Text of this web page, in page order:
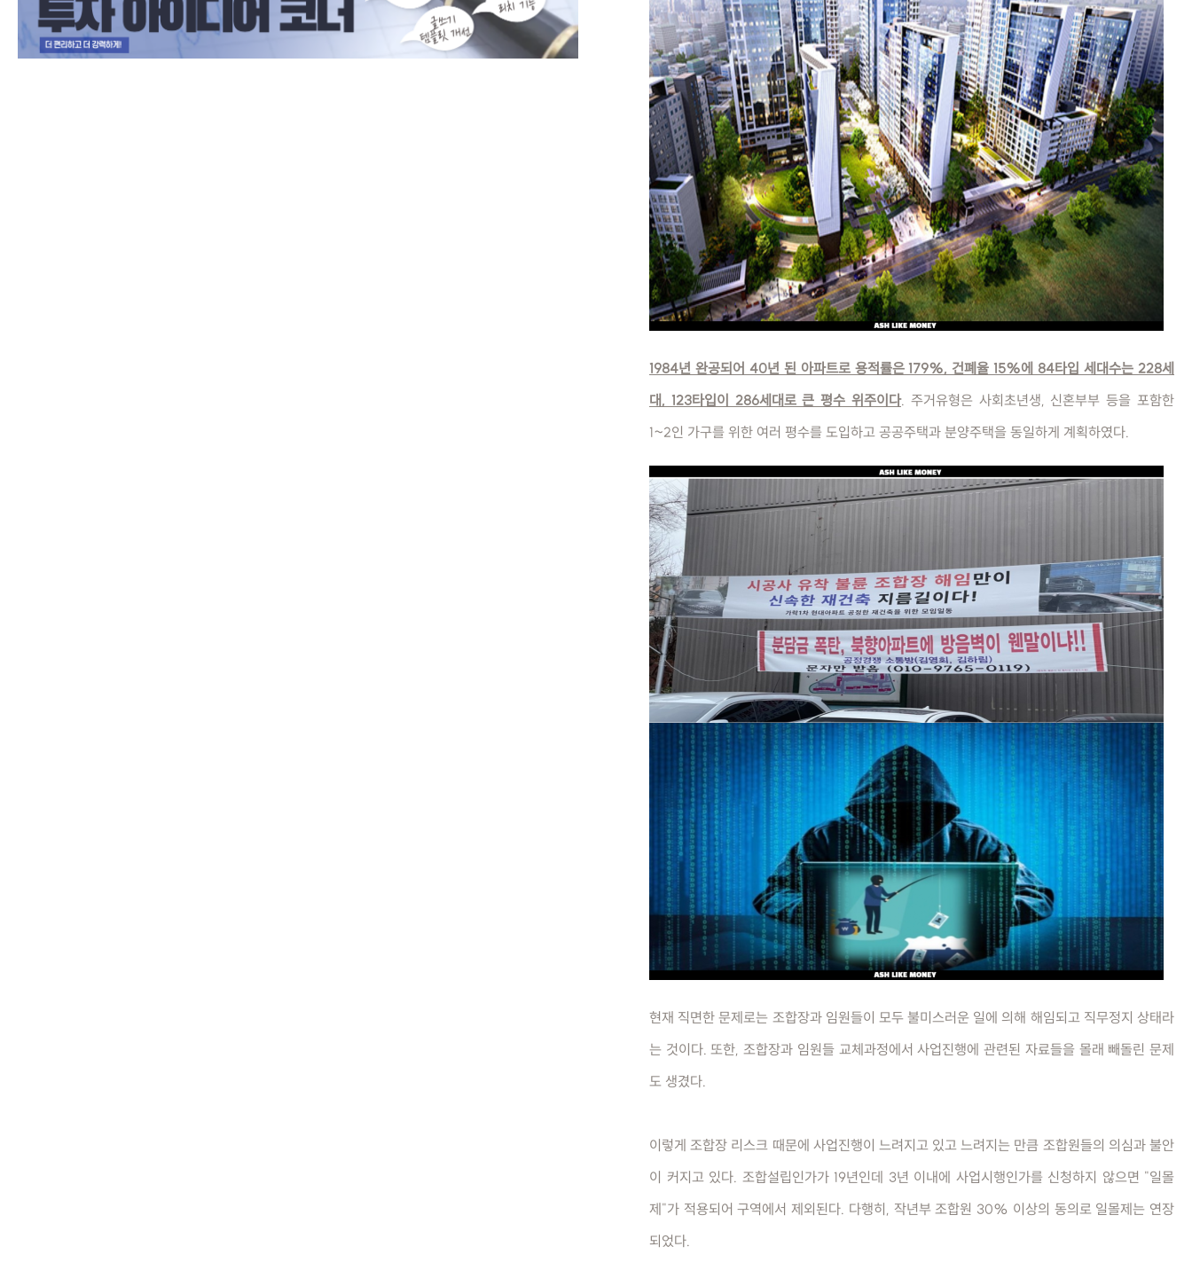
1984년 완공되어 40년 된 아파트로 용적률은 179%, 건폐율 15%에 84타입 세대수는 228세
대, 123타입이 286세대로 큰 평수 위주이다. 주거유형은 사회초년생, 신혼부부 등을 포함한
1~2인 가구를 위한 여러 평수를 도입하고 공공주택과 분양주택을 동일하게 계획하였다.
현재 직면한 문제로는 조합장과 임원들이 모두 불미스러운 일에 의해 해임되고 직무정지 상태라
는 것이다. 또한, 조합장과 임원들 교체과정에서 사업진행에 관련된 자료들을 몰래 빼돌린 문제
도 생겼다.
이렇게 조합장 리스크 때문에 사업진행이 느려지고 있고 느려지는 만큼 조합원들의 의심과 불안
이 커지고 있다. 조합설립인가가 19년인데 3년 이내에 사업시행인가를 신청하지 않으면 "일몰
제"가 적용되어 구역에서 제외된다. 다행히, 작년부 조합원 30% 이상의 동의로 일몰제는 연장
되었다.